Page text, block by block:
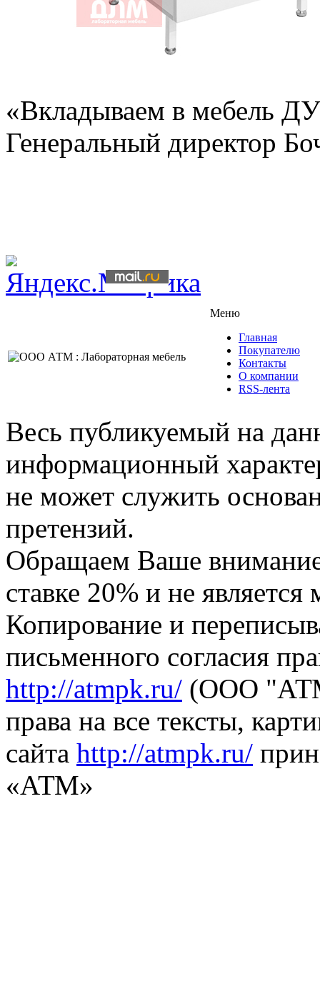
«Вкладываем в мебель
Генеральный директор
Меню
Главная
Покупателю
Контакты
О компании
RSS-лента
Весь публикуемый на
информационный
не может служить
претензий.
Обращаем Ваше
ставке 20% и не
Копирование и
письменного согласия
http://atmpk.ru/ (ООО
права на все тексты,
сайта http://atmpk.ru/
«АТМ»